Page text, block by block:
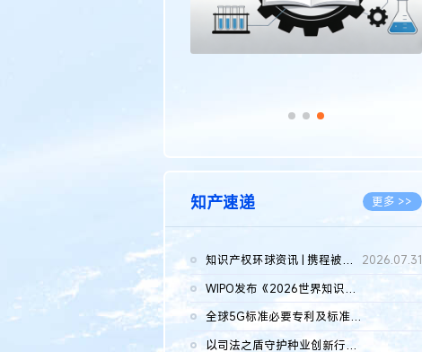
知产速递 更多 >>
知识产权环球资讯 | 携程被市监总局罚51.79亿；瑞幸泰国商标案上...
2026.07.31
WIPO发布《2026世界知识产权报告》 含报告全文
全球5G标准必要专利及标准提案研究报告（2026年）全文发布
以司法之盾守护种业创新行稳致远